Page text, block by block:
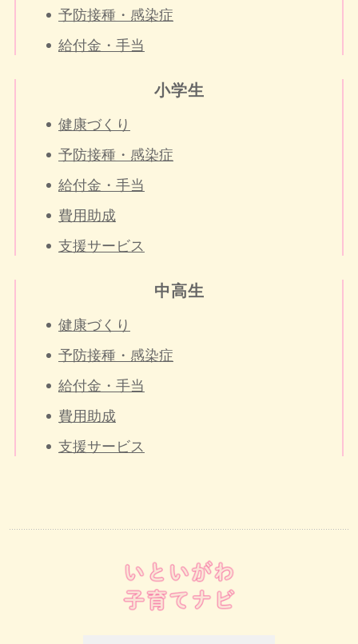
予防接種・感染症
給付金・手当
小学生
健康づくり
予防接種・感染症
給付金・手当
費用助成
支援サービス
中高生
健康づくり
予防接種・感染症
給付金・手当
費用助成
支援サービス